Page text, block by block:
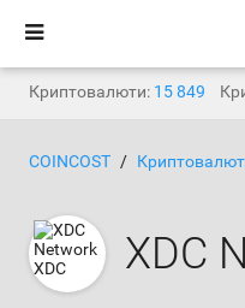
Криптовалюти: 15 849
COINCOST
XDC